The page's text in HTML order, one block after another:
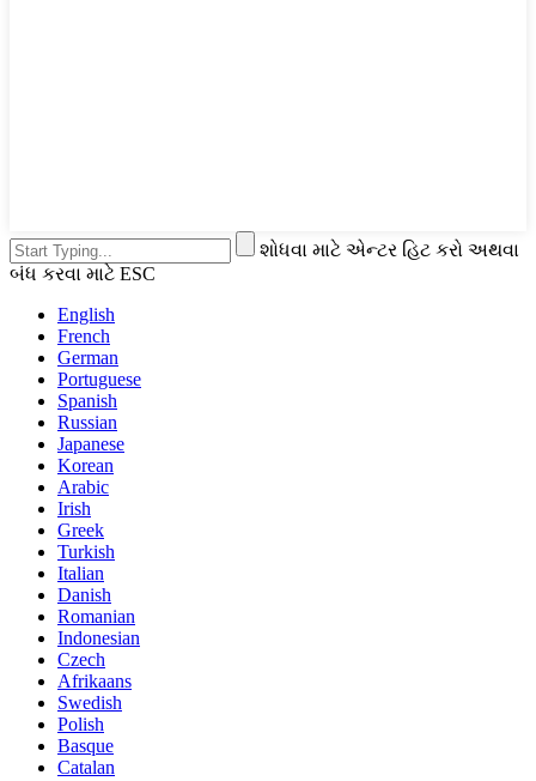
શોધવા માટે એન્ટર હિટ કરો અથવા
બંધ કરવા માટે ESC
English
French
German
Portuguese
Spanish
Russian
Japanese
Korean
Arabic
Irish
Greek
Turkish
Italian
Danish
Romanian
Indonesian
Czech
Afrikaans
Swedish
Polish
Basque
Catalan